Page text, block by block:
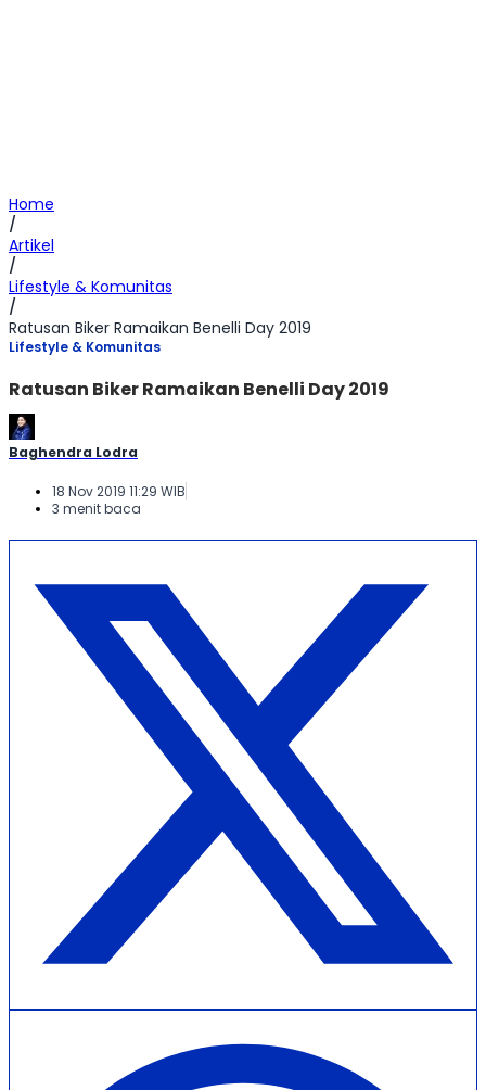
Home
/
Artikel
/
Lifestyle & Komunitas
/
Ratusan Biker Ramaikan Benelli Day 2019
Lifestyle & Komunitas
Ratusan Biker Ramaikan Benelli Day 2019
Baghendra Lodra
18 Nov 2019 11:29 WIB
3 menit baca